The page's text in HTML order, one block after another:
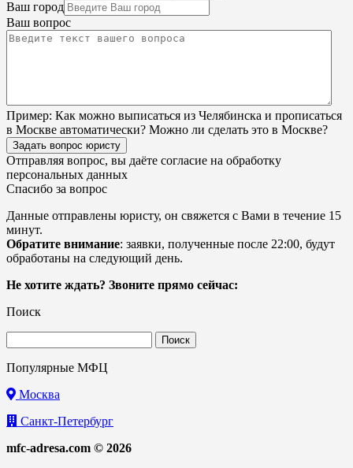
Ваш город
Ваш вопрос
Пример: Как можно выписаться из Челябинска и прописаться
в Москве автоматически? Можно ли сделать это в Москве?
Задать вопрос юристу
Отправляя вопрос, вы даёте согласие на обработку
персональных данных
Спасибо за вопрос
Данные отправлены юристу, он свяжется с Вами в течение 15
минут.
Обратите внимание: заявки, полученные после 22:00, будут
обработаны на следующий день.
Не хотите ждать? Звоните прямо сейчас:
Поиск
Популярные МФЦ
Москва
Санкт-Петербург
mfc-adresa.com © 2026